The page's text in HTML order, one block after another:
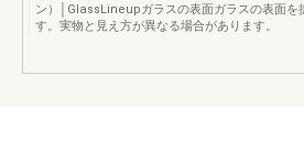
ン）│GlassLineupガラスの表面ガラスの表面を
す。実物と見え方が異なる場合があります。